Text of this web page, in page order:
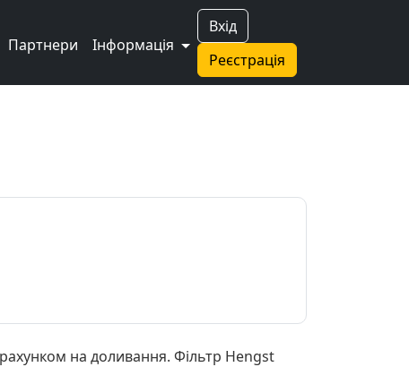
Вхід
Реєстрація
Партнери Інформація
на доливання. Фільтр Hengst